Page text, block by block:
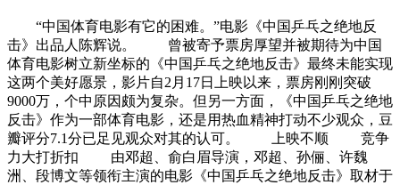
“中国体育电影有它的困难。”电影《中国乒乓之绝地反
击》出品人陈辉说。 曾被寄予票房厚望并被期待为中国
体育电影树立新坐标的《中国乒乓之绝地反击》最终未能实现
这两个美好愿景，影片自2月17日上映以来，票房刚刚突破
9000万，个中原因颇为复杂。但另一方面，《中国乒乓之绝地
反击》作为一部体育电影，还是用热血精神打动不少观众，豆
瓣评分7.1分已足见观众对其的认可。 上映不顺 竞争
力大打折扣 由邓超、俞白眉导演，邓超、孙俪、许魏
洲、段博文等领衔主演的电影《中国乒乓之绝地反击》取材于